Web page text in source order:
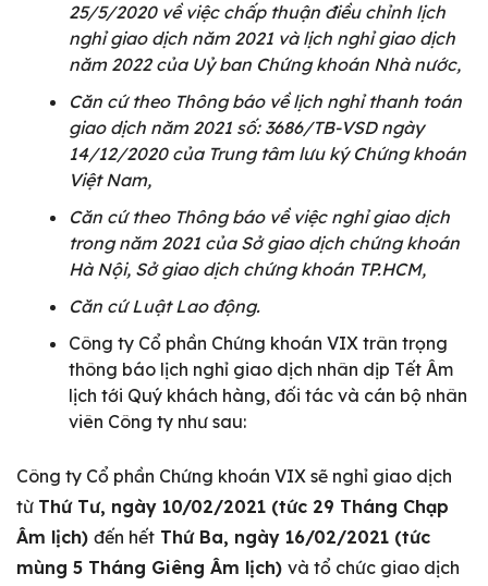
25/5/2020 về việc chấp thuận điều chỉnh lịch
nghỉ giao dịch năm 2021 và lịch nghỉ giao dịch
năm 2022 của Uỷ ban Chứng khoán Nhà nước,
Căn cứ theo Thông báo về lịch nghỉ thanh toán
giao dịch năm 2021 số: 3686/TB-VSD ngày
14/12/2020 của Trung tâm lưu ký Chứng khoán
Việt Nam,
Căn cứ theo Thông báo về việc nghỉ giao dịch
trong năm 2021 của Sở giao dịch chứng khoán
Hà Nội, Sở giao dịch chứng khoán TP.HCM,
Căn cứ Luật Lao động.
Công ty Cổ phần Chứng khoán VIX trân trọng
thông báo lịch nghỉ giao dịch nhân dịp Tết Âm
lịch tới Quý khách hàng, đối tác và cán bộ nhân
viên Công ty như sau:
Công ty Cổ phần Chứng khoán VIX sẽ nghỉ giao dịch
từ Thứ Tư, ngày 10/02/2021 (tức 29 Tháng Chạp
Âm lịch) đến hết Thứ Ba, ngày 16/02/2021 (tức
mùng 5 Tháng Giêng Âm lịch) và tổ chức giao dịch